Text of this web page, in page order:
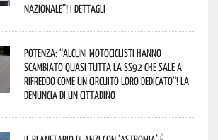
Nazionale”! I dettagli
Potenza: “alcuni motociclisti hanno
scambiato quasi tutta la SS92 che sale a
Rifreddo come un circuito loro dedicato”! La
denuncia di un cittadino